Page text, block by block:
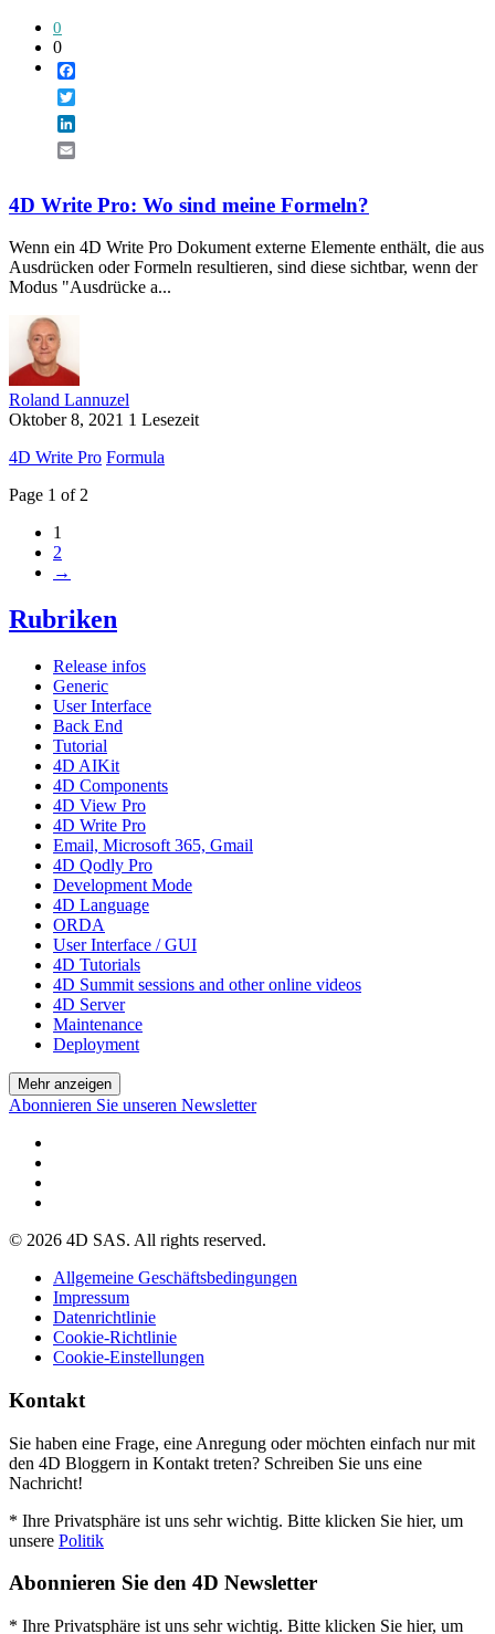
0
0
4D Write Pro: Wo sind meine Formeln?
Wenn ein 4D Write Pro Dokument externe Elemente enthält, die aus
Ausdrücken oder Formeln resultieren, sind diese sichtbar, wenn der
Modus "Ausdrücke a...
Roland Lannuzel
Oktober 8, 2021 1 Lesezeit
4D Write Pro Formula
Page 1 of 2
1
2
→
Rubriken
Release infos
Generic
User Interface
Back End
Tutorial
4D AIKit
4D Components
4D View Pro
4D Write Pro
Email, Microsoft 365, Gmail
4D Qodly Pro
Development Mode
4D Language
ORDA
User Interface / GUI
4D Tutorials
4D Summit sessions and other online videos
4D Server
Maintenance
Deployment
Mehr anzeigen
Abonnieren Sie unseren Newsletter
© 2026 4D SAS. All rights reserved.
Allgemeine Geschäftsbedingungen
Impressum
Datenrichtlinie
Cookie-Richtlinie
Cookie-Einstellungen
Kontakt
Sie haben eine Frage, eine Anregung oder möchten einfach nur mit
den 4D Bloggern in Kontakt treten? Schreiben Sie uns eine
Nachricht!
* Ihre Privatsphäre ist uns sehr wichtig. Bitte klicken Sie hier, um
unsere Politik
Abonnieren Sie den 4D Newsletter
* Ihre Privatsphäre ist uns sehr wichtig. Bitte klicken Sie hier, um